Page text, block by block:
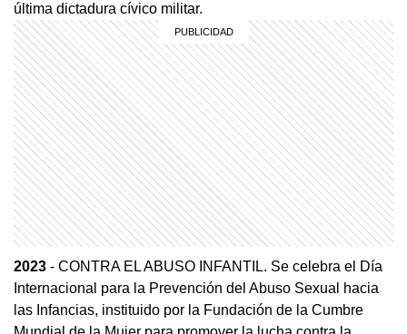
última dictadura cívico militar.
2023 - CONTRA EL ABUSO INFANTIL. Se celebra el Día
Internacional para la Prevención del Abuso Sexual hacia
las Infancias, instituido por la Fundación de la Cumbre